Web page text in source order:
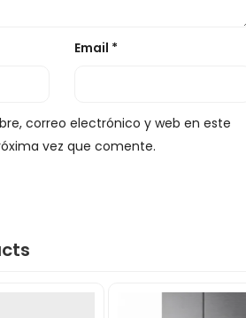
Email *
correo electrónico y web en este
vez que comente.